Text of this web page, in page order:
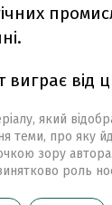
виграє від
який
теми, про яку
зору
роль